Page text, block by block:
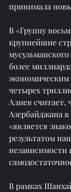
принимала
В «Группу
крупнейшие
более
четырех
Алиев считает,
Азербайджана
«является
результатом
независимости
В рамках